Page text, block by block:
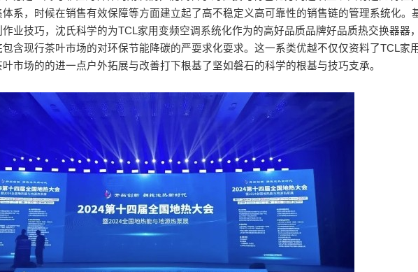
系，时候在销售有效保障等方面建立起了高不稳定义高可靠性的销售链的管理系统化。
业技巧，沈氏科学的为TCL家用变频空调系统化作为的高好品质品牌好品质热交换器器
含现行茶叶市场的对环保节能降碳的严耍求化耍求。这一系类优越不仅仅资料了TCL家
市场的的进一点户外拓展与改善打下根基了坚如磐石的科学的根基与技巧支承。